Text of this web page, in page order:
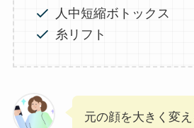
人中短縮ボトックス
糸リフト
元の顔を大きく変